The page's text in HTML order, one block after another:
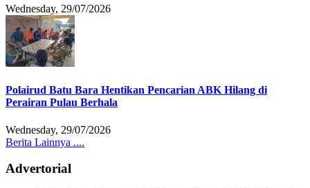
Wednesday, 29/07/2026
Polairud Batu Bara Hentikan Pencarian ABK Hilang di
Perairan Pulau Berhala
Wednesday, 29/07/2026
Berita Lainnya ....
Advertorial